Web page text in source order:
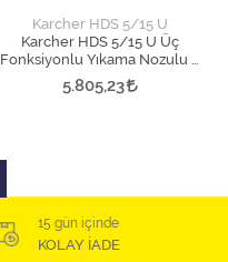
Karcher HDS 5/15 U
Karcher HDS 5/15 U Üç
Fonksiyonlu Yıkama Nozulu 1.
Versiyon
5.805,23
15 gün içinde
KOLAY İADE